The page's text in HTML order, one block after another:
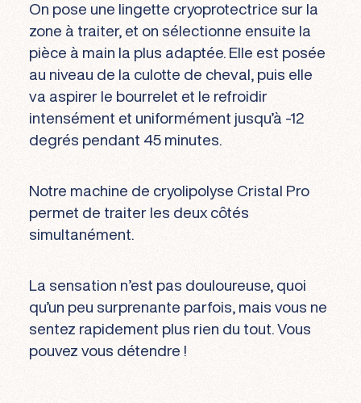
On pose une lingette cryoprotectrice sur la
zone à traiter, et on sélectionne ensuite la
pièce à main la plus adaptée. Elle est posée
au niveau de la culotte de cheval, puis elle
va aspirer le bourrelet et le refroidir
intensément et uniformément jusqu’à -12
degrés pendant 45 minutes.
Notre machine de cryolipolyse Cristal Pro
permet de traiter les deux côtés
simultanément.
La sensation n’est pas douloureuse, quoi
qu’un peu surprenante parfois, mais vous ne
sentez rapidement plus rien du tout. Vous
pouvez vous détendre !